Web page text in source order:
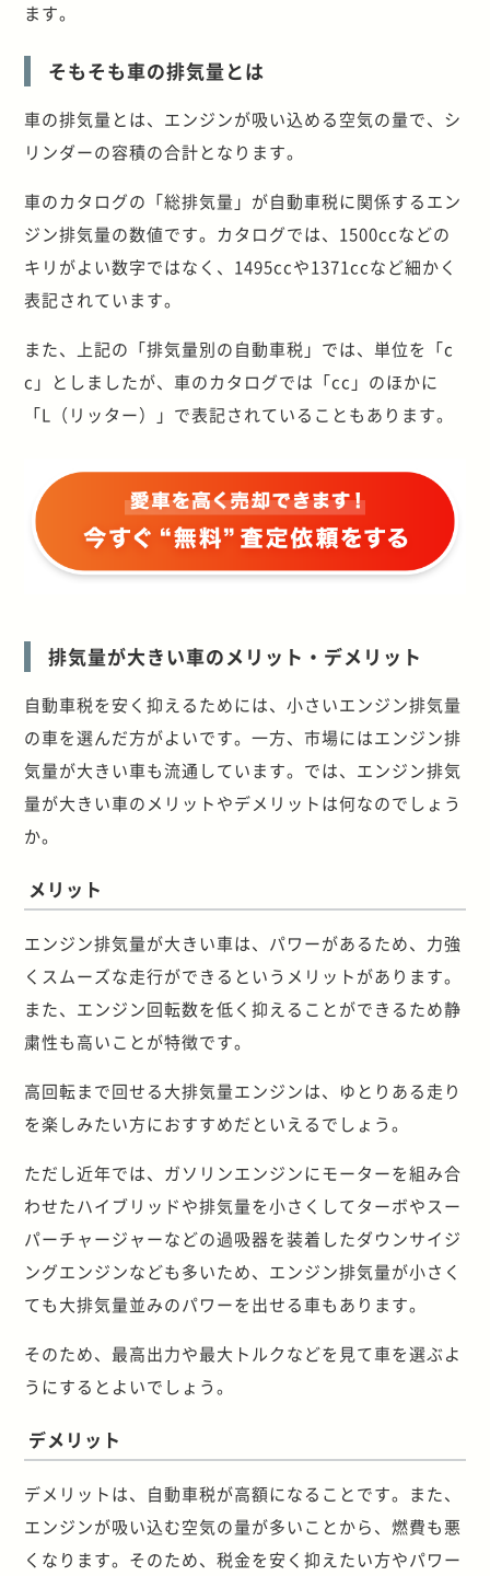
ます。
そもそも車の排気量とは
車の排気量とは、エンジンが吸い込める空気の量で、シ
リンダーの容積の合計となります。
車のカタログの「総排気量」が自動車税に関係するエン
ジン排気量の数値です。カタログでは、1500ccなどの
キリがよい数字ではなく、1495ccや1371ccなど細かく
表記されています。
また、上記の「排気量別の自動車税」では、単位を「c
c」としましたが、車のカタログでは「cc」のほかに
「L（リッター）」で表記されていることもあります。
排気量が大きい車のメリット・デメリット
自動車税を安く抑えるためには、小さいエンジン排気量
の車を選んだ方がよいです。一方、市場にはエンジン排
気量が大きい車も流通しています。では、エンジン排気
量が大きい車のメリットやデメリットは何なのでしょう
か。
メリット
エンジン排気量が大きい車は、パワーがあるため、力強
くスムーズな走行ができるというメリットがあります。
また、エンジン回転数を低く抑えることができるため静
粛性も高いことが特徴です。
高回転まで回せる大排気量エンジンは、ゆとりある走り
を楽しみたい方におすすめだといえるでしょう。
ただし近年では、ガソリンエンジンにモーターを組み合
わせたハイブリッドや排気量を小さくしてターボやスー
パーチャージャーなどの過吸器を装着したダウンサイジ
ングエンジンなども多いため、エンジン排気量が小さく
ても大排気量並みのパワーを出せる車もあります。
そのため、最高出力や最大トルクなどを見て車を選ぶよ
うにするとよいでしょう。
デメリット
デメリットは、自動車税が高額になることです。また、
エンジンが吸い込む空気の量が多いことから、燃費も悪
くなります。そのため、税金を安く抑えたい方やパワー